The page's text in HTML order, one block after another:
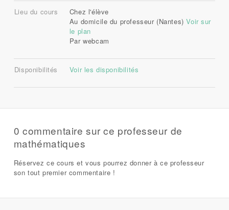
Lieu du cours
Chez l'élève
Au domicile du professeur (Nantes)Voir sur
le plan
Par webcam
Disponibilités Voir les disponibilités
0 commentaire sur ce professeur de
mathématiques
Réservez ce cours et vous pourrez donner à ce professeur
son tout premier commentaire !